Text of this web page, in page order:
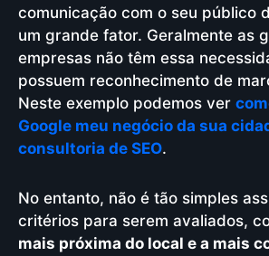
comunicação com o seu público
um grande fator. Geralmente as
empresas não têm essa
possuem reconhecimento de
Neste exemplo podemos ver
Google meu negócio da sua
consultoria de SEO.
No entanto, não é tão simples
critérios para serem avaliados,
mais próxima do local e a mais